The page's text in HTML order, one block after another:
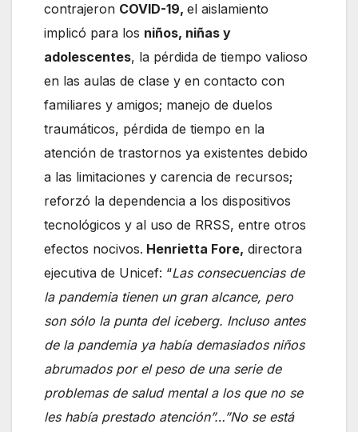
contrajeron COVID-19, el aislamiento
implicó para los niños, niñas y
adolescentes, la pérdida de tiempo valioso
en las aulas de clase y en contacto con
familiares y amigos; manejo de duelos
traumáticos, pérdida de tiempo en la
atención de trastornos ya existentes debido
a las limitaciones y carencia de recursos;
reforzó la dependencia a los dispositivos
tecnológicos y al uso de RRSS, entre otros
efectos nocivos. Henrietta Fore, directora
ejecutiva de Unicef: “Las consecuencias de
la pandemia tienen un gran alcance, pero
son sólo la punta del iceberg. Incluso antes
de la pandemia ya había demasiados niños
abrumados por el peso de una serie de
problemas de salud mental a los que no se
les había prestado atención”…”No se está